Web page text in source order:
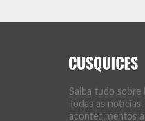
Saiba tudo sobre
Todas as
acontecimentos